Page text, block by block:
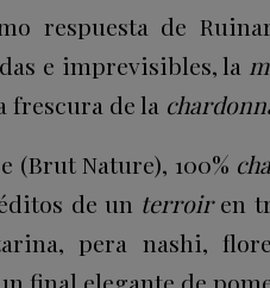
respuesta de
e imprevisibles, la
frescura de la
(Brut Nature), 100%
de un terroiren
pera nashi,